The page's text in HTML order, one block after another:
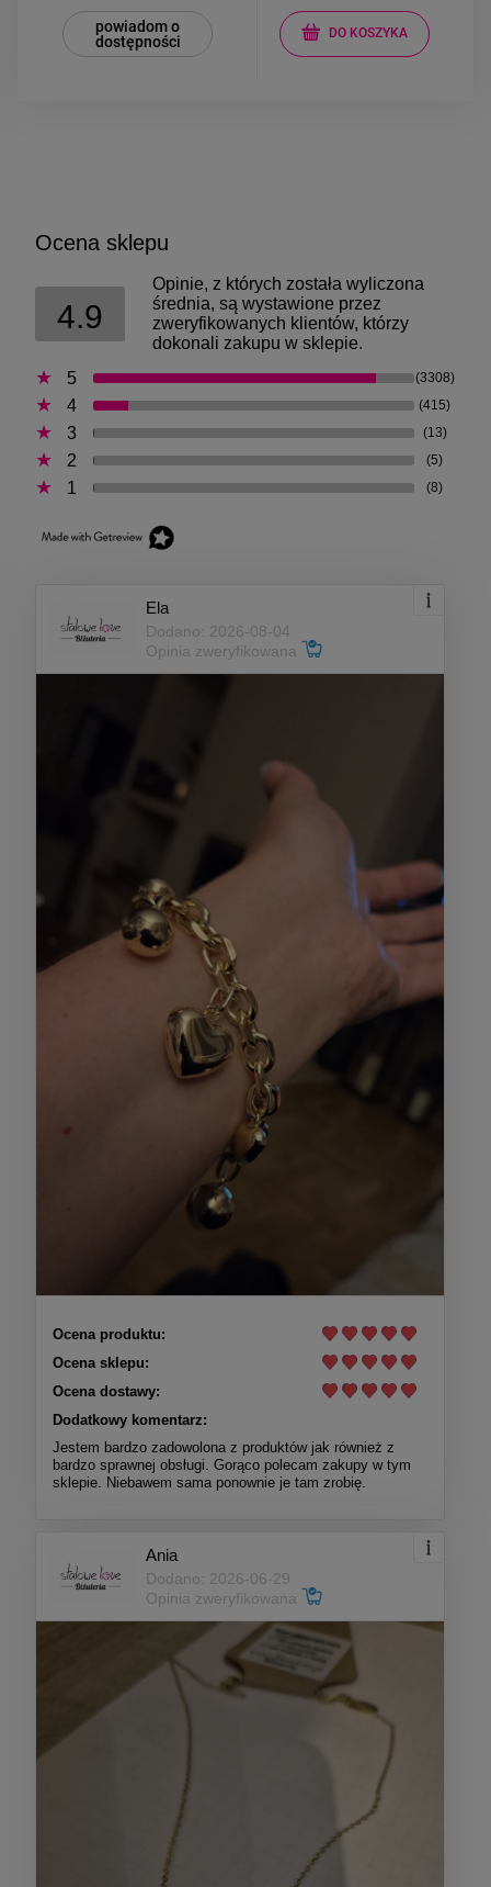
powiadom o
dostępności
DO KOSZYKA
Ocena sklepu
4.9
Opinie, z których została wyliczona
średnia, są wystawione przez
zweryfikowanych klientów, którzy
dokonali zakupu w sklepie.
5
(3308)
4 (415)
3 (13)
2 (5)
1 (8)
Ela
Dodano: 2026-08-04
Opinia zweryfikowana
Ocena produktu:
Ocena sklepu:
Ocena dostawy:
Dodatkowy komentarz:
Jestem bardzo zadowolona z produktów jak również z
bardzo sprawnej obsługi. Gorąco polecam zakupy w tym
sklepie. Niebawem sama ponownie je tam zrobię.
Ania
Dodano: 2026-06-29
Opinia zweryfikowana